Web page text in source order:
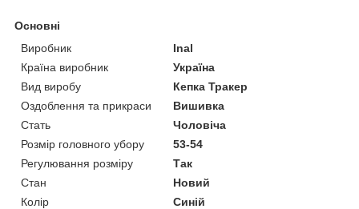
Основні
Виробник
Inal
Країна виробник
Україна
Вид виробу
Кепка Тракер
Оздоблення та прикраси
Вишивка
Стать
Чоловіча
Розмір головного убору
53-54
Регулювання розміру
Так
Стан
Новий
Колір
Синій